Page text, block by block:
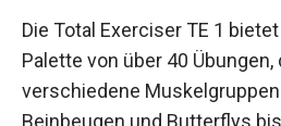
Die Total Exerciser TE 1
Palette von über 40
verschiedene
Beinbeugen und Butterflys